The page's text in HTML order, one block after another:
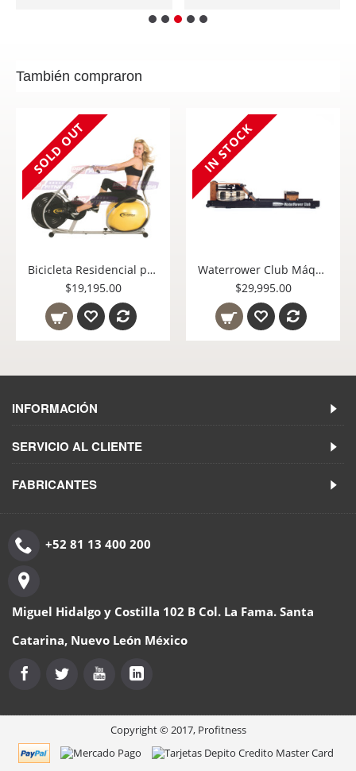
También compraron
SOLD OUT
Bicicleta Residencial para entrenamiento de cuerpo completo y perdida de peso ı BallBike USA
$19,195.00
IN STOCK
Waterrower Club Máquina de Remo de Uso Rudo para Gimnasio 150-S4-Retail
$29,995.00
INFORMACIÓN
SERVICIO AL CLIENTE
FABRICANTES
+52 81 13 400 200
Miguel Hidalgo y Costilla 102 B Col. La Fama. Santa
Catarina, Nuevo León México
Copyright © 2017, Profitness